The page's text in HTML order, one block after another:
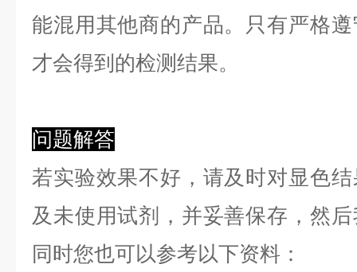
能混用其他商的产品。只有严格
才会得到的检测结果。
问题解答
若实验效果不好，请及时对显色
及未使用试剂，并妥善保存，然
同时您也可以参考以下资料：